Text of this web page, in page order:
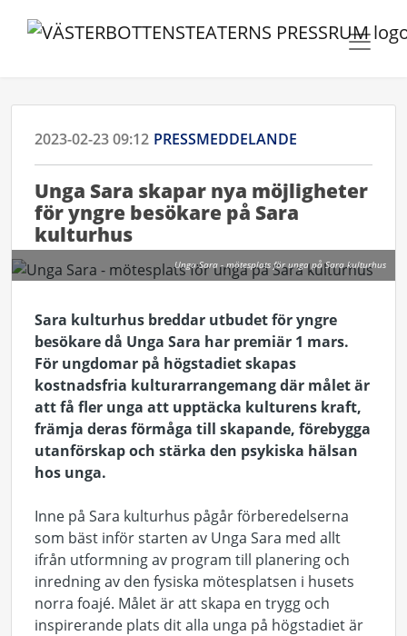
2023-02-23 09:12 PRESSMEDDELANDE
Unga Sara skapar nya möjligheter
för yngre besökare på Sara
kulturhus
Unga Sara - mötesplats för unga på Sara kulturhus
Sara kulturhus breddar utbudet för yngre
besökare då Unga Sara har premiär 1 mars.
För ungdomar på högstadiet skapas
kostnadsfria kulturarrangemang där målet är
att få fler unga att upptäcka kulturens kraft,
främja deras förmåga till skapande, förebygga
utanförskap och stärka den psykiska hälsan
hos unga.
Inne på Sara kulturhus pågår förberedelserna
som bäst inför starten av Unga Sara med allt
ifrån utformning av program till planering och
inredning av den fysiska mötesplatsen i husets
norra foajé. Målet är att skapa en trygg och
inspirerande plats dit alla unga på högstadiet är